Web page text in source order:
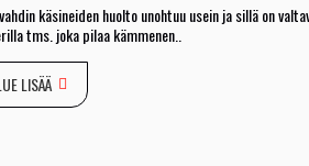
käsineiden huolto unohtuu usein ja sillä on
tms. joka pilaa kämmenen..
LISÄÄ